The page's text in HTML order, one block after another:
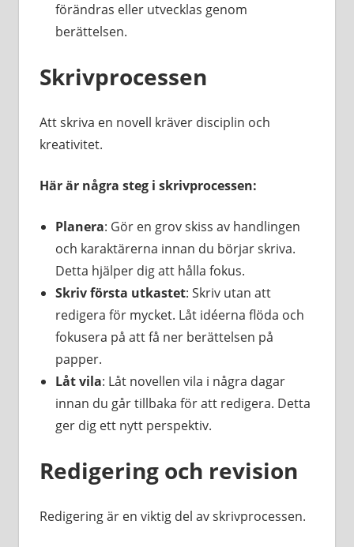
förändras eller utvecklas genom
berättelsen.
Skrivprocessen
Att skriva en novell kräver disciplin och
kreativitet.
Här är några steg i skrivprocessen:
Planera: Gör en grov skiss av handlingen
och karaktärerna innan du börjar skriva.
Detta hjälper dig att hålla fokus.
Skriv första utkastet: Skriv utan att
redigera för mycket. Låt idéerna flöda och
fokusera på att få ner berättelsen på
papper.
Låt vila: Låt novellen vila i några dagar
innan du går tillbaka för att redigera. Detta
ger dig ett nytt perspektiv.
Redigering och revision
Redigering är en viktig del av skrivprocessen.